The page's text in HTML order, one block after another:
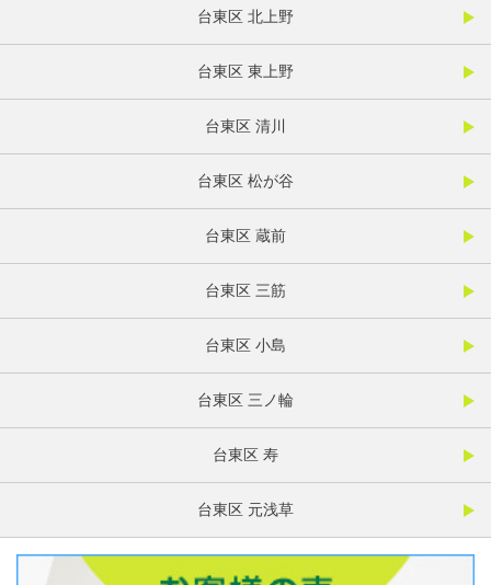
台東区 北上野
台東区 東上野
台東区 清川
台東区 松が谷
台東区 蔵前
台東区 三筋
台東区 小島
台東区 三ノ輪
台東区 寿
台東区 元浅草